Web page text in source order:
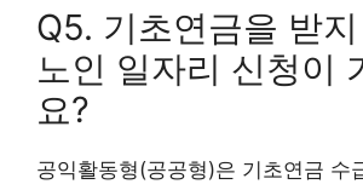
Q5. 기초연금을 받
노인 일자리 신청이
요?
공익활동형(공공형)은 기초연금 수